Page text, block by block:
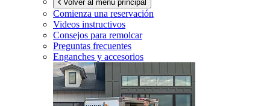
Volver al menú principal
Comienza una reservación
Videos instructivos
Consejos para remolcar
Preguntas frecuentes
Enganches y accesorios